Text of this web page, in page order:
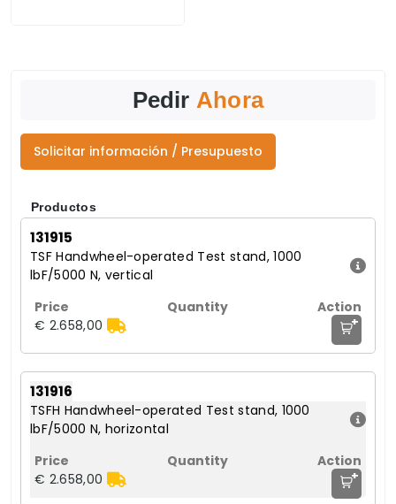
Pedir Ahora
Solicitar información / Presupuesto
Productos
131915
TSF Handwheel-operated Test stand, 1000
lbF/5000 N, vertical
€ 2.658,00 +
131916
TSFH Handwheel-operated Test stand, 1000
lbF/5000 N, horizontal
€ 2.658,00 +